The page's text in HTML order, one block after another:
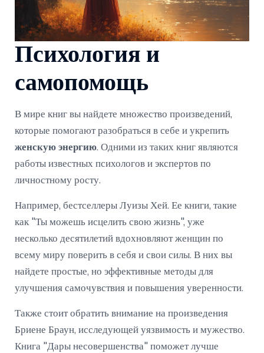
Психология и
самопомощь
В мире книг вы найдете множество произведений,
которые помогают разобраться в себе и укрепить
женскую энергию. Одними из таких книг являются
работы известных психологов и экспертов по
личностному росту.
Например, бестселлеры Луизы Хей. Ее книги, такие
как "Ты можешь исцелить свою жизнь", уже
несколько десятилетий вдохновляют женщин по
всему миру поверить в себя и свои силы. В них вы
найдете простые, но эффективные методы для
улучшения самочувствия и повышения уверенности.
Также стоит обратить внимание на произведения
Бриене Браун, исследующей уязвимость и мужество.
Книга "Дары несовершенства" поможет лучше